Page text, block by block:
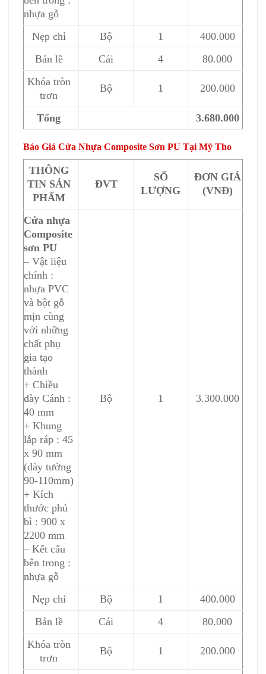
nhựa gỗ
Nẹp chỉ
Bộ 1
400.000
Bản lề
Cái 4
80.000
Khóa tròn
trơn
Bộ 1 200.000
Tổng 3.680.000
Báo Giá Cửa Nhựa Composite Sơn PU Tại Mỹ Tho
THÔNG
TIN SẢN
PHẨM
ĐVT
SỐ
LƯỢNG
ĐƠN GIÁ
(VNĐ)
Cửa nhựa
Composite
sơn PU
– Vật liệu
chính :
nhựa PVC
và bột gỗ
mịn cùng
với những
chất phụ
gia tạo
thành
+ Chiều
dày Cánh :
40 mm
+ Khung
lắp ráp : 45
x 90 mm
(dày tường
90-110mm)
+ Kích
thước phủ
bì : 900 x
2200 mm
– Kết cấu
bên trong :
nhựa gỗ
Bộ 1 3.300.000
Nẹp chỉ Bộ 1
400.000
Bản lề
Cái 4
80.000
Khóa tròn
trơn
Bộ 1 200.000